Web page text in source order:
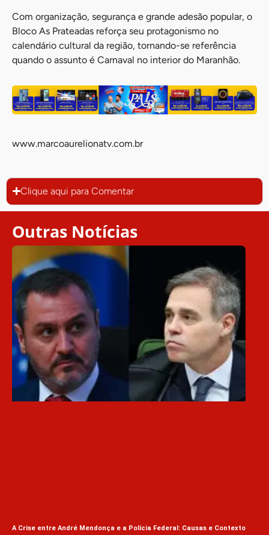
Com organização, segurança e grande adesão popular, o
Bloco As Prateadas reforça seu protagonismo no
calendário cultural da região, tornando-se referência
quando o assunto é Carnaval no interior do Maranhão.
www.marcoaurelionatv.com.br
Clique aqui para Comentar
Outras Notícias
A Crise entre André Mendonça e a Polícia Federal: Causas e Contexto